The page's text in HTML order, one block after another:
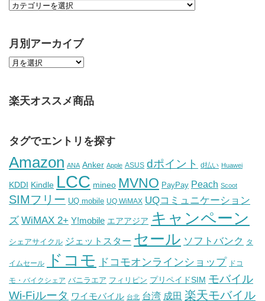
月別アーカイブ
楽天オススメ商品
タグでエントリを探す
Amazon ANA Anker Apple ASUS dポイント d払い Huawei
KDDI Kindle LCC mineo MVNO PayPay Peach Scoot
SIMフリー UQ mobile UQ WiMAX UQコミュニケーション
ズ WiMAX 2+ Y!mobile エアアジア キャンペーン
シェアサイクル ジェットスター セール ソフトバンク タ
イムセール ドコモ ドコモオンラインショップ ドコ
モ・バイクシェア バニラエア フィリピン プリペイドSIM モバイル
Wi-Fiルータ ワイモバイル 台北 台湾 成田 楽天モバイル